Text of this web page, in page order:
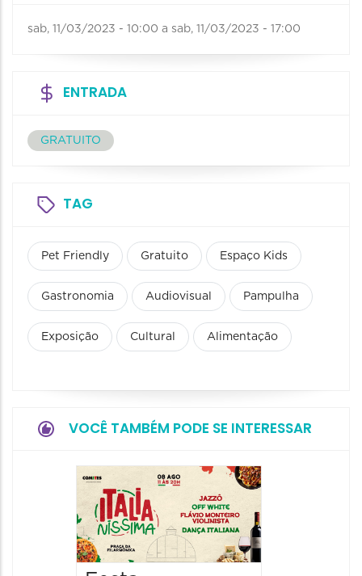
sab, 11/03/2023 - 10:00 a sab, 11/03/2023 - 17:00
ENTRADA
GRATUITO
TAG
Pet Friendly Gratuito Espaço Kids
Gastronomia Audiovisual Pampulha
Exposição Cultural Alimentação
VOCÊ TAMBÉM PODE SE INTERESSAR